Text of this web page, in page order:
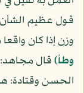
قول عظيم
وزن إذا كان
وطأ)قال مجاهد:
الحسن وقتادة: